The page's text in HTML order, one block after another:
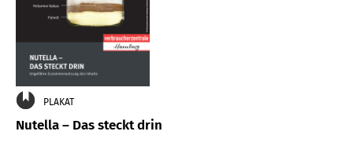
PLAKAT
Nutella – Das steckt drin